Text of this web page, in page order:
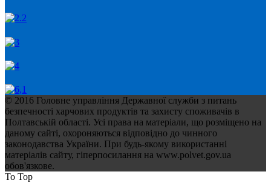
© 2016 Головне управління Державної служби з питань
безпечності харчових продуктів та захисту споживачів в
Полтавській області. Усі права на матеріали, що розміщено на
даному сайті, охороняються відповідно до чинного
законодавства України. При будь-якому використанні
матеріалів сайту, гіперпосилання на www.polvet.gov.ua
обов'язкове.
To Top